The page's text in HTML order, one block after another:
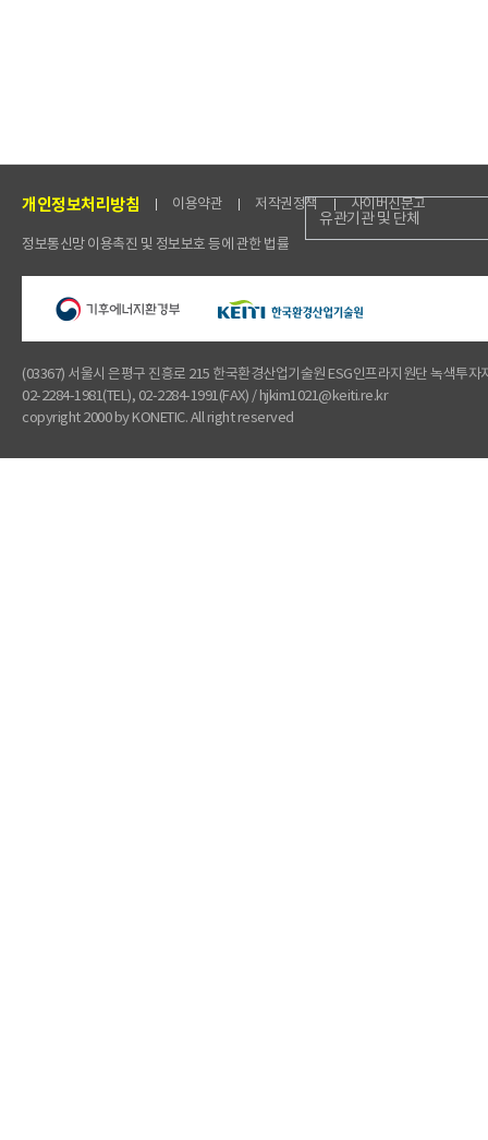
개인정보처리방침 이용약관 저작권정책 사이버신문고
정보통신망 이용촉진 및 정보보호 등에 관한 법률
유관기관 및 단체
(03367) 서울시 은평구 진흥로 215 한국환경산업기술원 ESG인프라지원단 녹색투자
02-2284-1981(TEL), 02-2284-1991(FAX) / hjkim1021@keiti.re.kr
copyright 2000 by KONETIC. All right reserved